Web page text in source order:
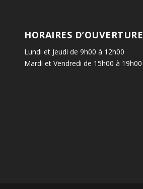
HORAIRES D’OUVERTURE
Lundi et Jeudi de 9h00 à 12h00
Mardi et Vendredi de 15h00 à 19h00